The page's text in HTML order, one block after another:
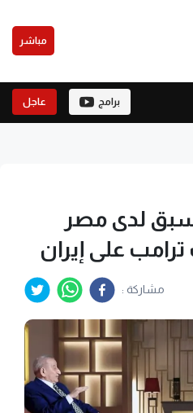
مباشر
برامج عاجل
لدى مصر
على إيران
مشاركة :